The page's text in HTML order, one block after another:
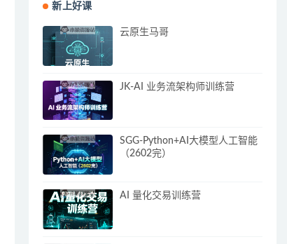
新上好课
云原生马哥
JK-AI 业务流架构师训练营
SGG-Python+AI大模型人工智能
（2602完）
AI 量化交易训练营